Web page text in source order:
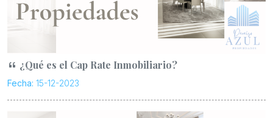
¿Qué es el Cap Rate Inmobiliario?
Fecha: 15-12-2023